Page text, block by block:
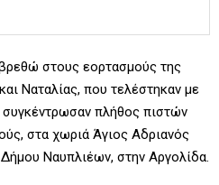
στους εορτασμούς της
Ναταλίας, που τελέστηκαν με
συγκέντρωσαν πλήθος πιστών
στα χωριά Άγιος Αδριανός
Ναυπλιέων, στην Αργολίδα.